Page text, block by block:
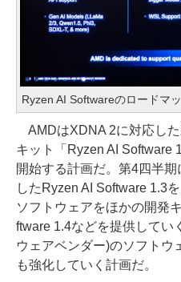
Ryzen AI Softwareのロードマ
AMDはXDNA 2に対応し
キット「Ryzen AI Software
開始する計画だ。第4四半
したRyzen AI Software 1.3
ソフトウェアをほかの開発
ftware 1.4などを提供してい
ウェアベンダー)のソフトウ
も強化していく計画だ。